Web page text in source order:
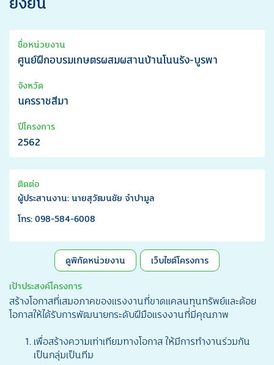
ชื่อหน่วยงาน
ศูนย์ฝึกอบรมเกษตรผสมผสานบ้านโนนรัง-บูรพา
จังหวัด
นครราชสีมา
ปีโครงการ
2562
ติดต่อ
ผู้ประสานงาน: นายสุวัฒนชัย จำปามูล
โทร: 098-584-6008
ดูพิกัดหน่วยงาน
เว็บไซต์โครงการ
เป้าประสงค์โครงการ
สร้างโอกาสที่เสมอภาคของแรงงานที่ขาดแคลนทุนทรัพย์และด้อย
โอกาสให้ได้รับการพัฒนายกระดับฝีมือแรงงานที่มีคุณภาพ
เพื่อสร้างความเท่าเทียมทางโอกาส ให้มีการทำงานร่วมกัน
เป็นกลุ่มเป็นทีม